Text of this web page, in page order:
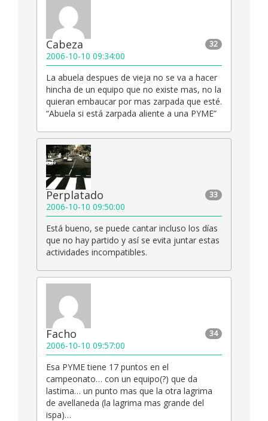
32
Cabeza
2006-10-10 09:34:00
La abuela despues de vieja no se va a hacer
hincha de un equipo que no existe mas, no la
quieran embaucar por mas zarpada que esté.
“Abuela si está zarpada aliente a una PYME”
33
Perplatado
2006-10-10 09:50:00
Está bueno, se puede cantar incluso los días
que no hay partido y así se evita juntar estas
actividades incompatibles.
34
Facho
2006-10-10 09:57:00
Esa PYME tiene 17 puntos en el
campeonato… con un equipo(?) que da
lastima… un punto mas que la otra lagrima
de avellaneda (la lagrima mas grande del
ispa)…